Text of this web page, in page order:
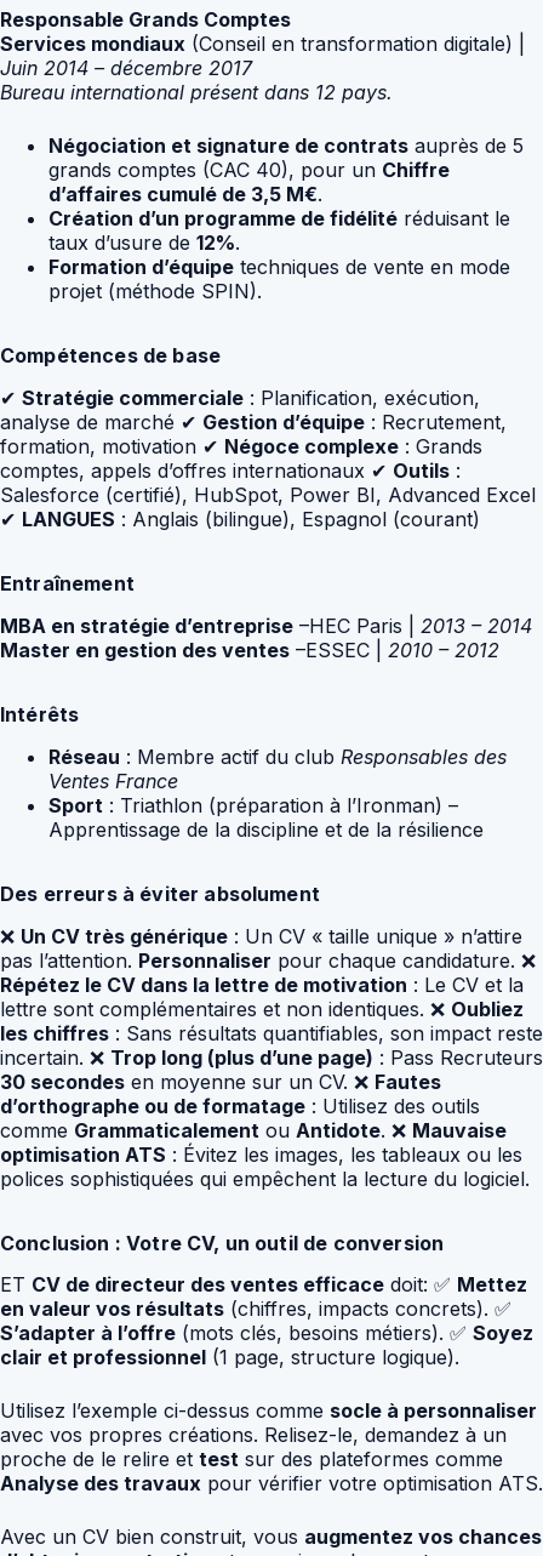
Responsable Grands Comptes
Services mondiaux (Conseil en transformation digitale) |
Juin 2014 – décembre 2017
Bureau international présent dans 12 pays.
Négociation et signature de contrats auprès de 5
grands comptes (CAC 40), pour un Chiffre
d’affaires cumulé de 3,5 M€.
Création d’un programme de fidélité réduisant le
taux d’usure de 12%.
Formation d’équipe techniques de vente en mode
projet (méthode SPIN).
Compétences de base
✔ Stratégie commerciale : Planification, exécution,
analyse de marché ✔ Gestion d’équipe : Recrutement,
formation, motivation ✔ Négoce complexe : Grands
comptes, appels d’offres internationaux ✔ Outils :
Salesforce (certifié), HubSpot, Power BI, Advanced Excel
✔ LANGUES : Anglais (bilingue), Espagnol (courant)
Entraînement
MBA en stratégie d’entreprise –HEC Paris | 2013 – 2014
Master en gestion des ventes –ESSEC | 2010 – 2012
Intérêts
Réseau : Membre actif du club Responsables des
Ventes France
Sport : Triathlon (préparation à l’Ironman) –
Apprentissage de la discipline et de la résilience
Des erreurs à éviter absolument
❌ Un CV très générique : Un CV « taille unique » n’attire
pas l’attention. Personnaliser pour chaque candidature. ❌
Répétez le CV dans la lettre de motivation : Le CV et la
lettre sont complémentaires et non identiques. ❌ Oubliez
les chiffres : Sans résultats quantifiables, son impact reste
incertain. ❌ Trop long (plus d’une page) : Pass Recruteurs
30 secondes en moyenne sur un CV. ❌ Fautes
d’orthographe ou de formatage : Utilisez des outils
comme Grammaticalement ou Antidote. ❌ Mauvaise
optimisation ATS : Évitez les images, les tableaux ou les
polices sophistiquées qui empêchent la lecture du logiciel.
Conclusion : Votre CV, un outil de conversion
ET CV de directeur des ventes efficace doit: ✅ Mettez
en valeur vos résultats (chiffres, impacts concrets). ✅
S’adapter à l’offre (mots clés, besoins métiers). ✅ Soyez
clair et professionnel (1 page, structure logique).
Utilisez l’exemple ci-dessus comme socle à personnaliser
avec vos propres créations. Relisez-le, demandez à un
proche de le relire et test sur des plateformes comme
Analyse des travaux pour vérifier votre optimisation ATS.
Avec un CV bien construit, vous augmentez vos chances